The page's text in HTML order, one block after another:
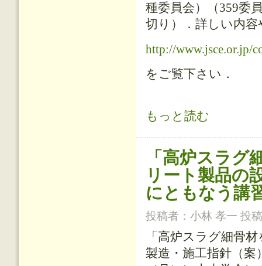
種委員会）（359委
切り）．詳しい内
http://www.jsce.or.jp/
をご覧下さい．
「コンクリート構造物の耐凍害性
もっと読む
「高炉スラ
リート製品の
にともなう講
投稿者： 小林 孝一 投
「高炉スラグ細骨
製造・施工指針（案